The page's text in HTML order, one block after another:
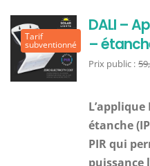
Tarif
subventionné
DALI –
–
Prix public :
étanche
PIR qui
puissance